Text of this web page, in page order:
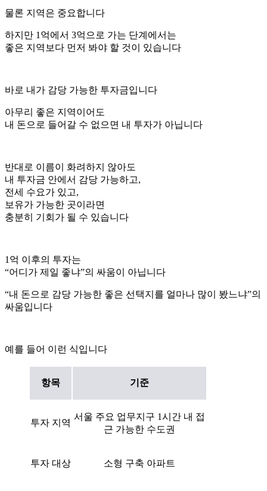
물론 지역은 중요합니다
하지만 1억에서 3억으로 가는 단계에서는
좋은 지역보다 먼저 봐야 할 것이 있습니다
바로 내가 감당 가능한 투자금입니다
아무리 좋은 지역이어도
내 돈으로 들어갈 수 없으면 내 투자가 아닙니다
반대로 이름이 화려하지 않아도
내 투자금 안에서 감당 가능하고,
전세 수요가 있고,
보유가 가능한 곳이라면
충분히 기회가 될 수 있습니다
1억 이후의 투자는
“어디가 제일 좋냐”의 싸움이 아닙니다
“내 돈으로 감당 가능한 좋은 선택지를 얼마나 많이 봤느냐”의
싸움입니다
예를 들어 이런 식입니다
항목 기준
투자 지역
서울 주요 업무지구 1시간 내 접
근 가능한 수도권
투자 대상 소형 구축 아파트